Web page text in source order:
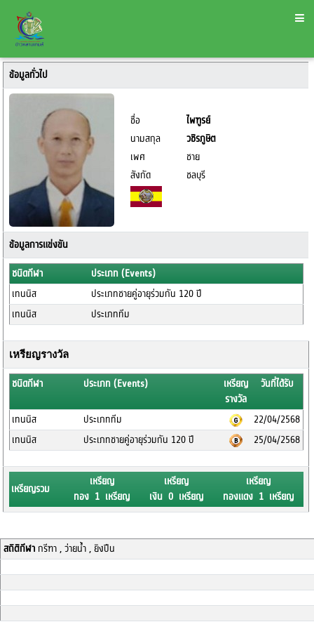
ข้อมูลทั่วไป
ชื่อ
ไพฑูรย์
นามสกุล
วชิรภูษิต
เพศ
ชาย
สังกัด
ชลบุรี
ข้อมูลการแข่งขัน
ชนิดกีฬา
ประเภท (Events)
เทนนิส
ประเภทชายคู่อายุร่วมกัน 120 ปี
เทนนิส
ประเภททีม
เหรียญรางวัล
ชนิดกีฬา ประเภท (Events)
เหรียญ
รางวัล
วันที่ได้รับ
เทนนิส ประเภททีม
22/04/2568
เทนนิส
ประเภทชายคู่อายุร่วมกัน 120 ปี 25/04/2568
เหรียญรวม
เหรียญ
ทอง 1 เหรียญ
เหรียญ
เงิน 0 เหรียญ
เหรียญ
ทองแดง 1 เหรียญ
สถิติกีฬากรีฑา , ว่ายน้ำ , ยิงปืน